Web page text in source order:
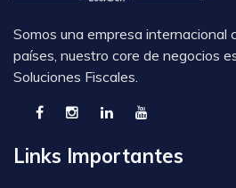
Somos una empresa internacional
países, nuestro core de negocios
Soluciones Fiscales.
Links Importantes